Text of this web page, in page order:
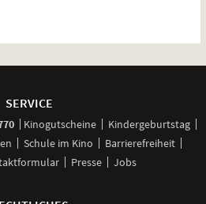
SERVICE
anrufen
Kinogutscheine
Kindergeburtstag
Schule im Kino
Barrierefreiheit
Presse Jobs